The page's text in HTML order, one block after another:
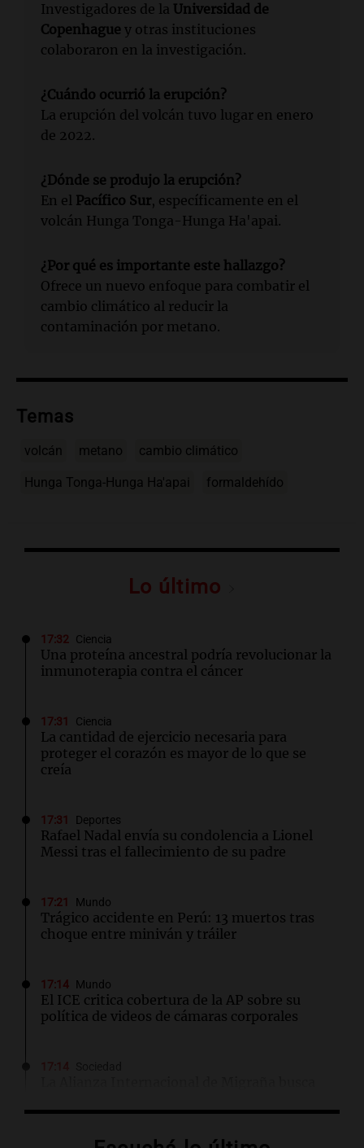
Investigadores de la Universidad de
Copenhague y otras instituciones
colaboraron en la investigación.
¿Cuándo ocurrió la erupción?
La erupción del volcán tuvo lugar en enero
de 2022.
¿Dónde se produjo la erupción?
En el Pacífico Sur, específicamente en el
volcán Hunga Tonga-Hunga Ha'apai.
¿Por qué es importante este hallazgo?
Ofrece un nuevo enfoque para combatir el
cambio climático al reducir la
contaminación por metano.
Temas
volcán metano cambio climático
Hunga Tonga-Hunga Ha'apai formaldehído
Lo último
17:32 Ciencia
Una proteína ancestral podría revolucionar la
inmunoterapia contra el cáncer
17:31 Ciencia
La cantidad de ejercicio necesaria para
proteger el corazón es mayor de lo que se
creía
17:31 Deportes
Rafael Nadal envía su condolencia a Lionel
Messi tras el fallecimiento de su padre
17:21 Mundo
Trágico accidente en Perú: 13 muertos tras
choque entre miniván y tráiler
17:14 Mundo
El ICE critica cobertura de la AP sobre su
política de videos de cámaras corporales
salud pública